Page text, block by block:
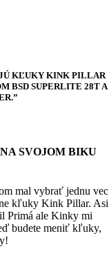
KĽUKY KINK PILLAR
BSD SUPERLITE 28T A
SVOJOM BIKU
mal vybrať jednu vec
kľuky Kink Pillar. Asi
Primá ale Kinky mi
budete meniť kľuky,